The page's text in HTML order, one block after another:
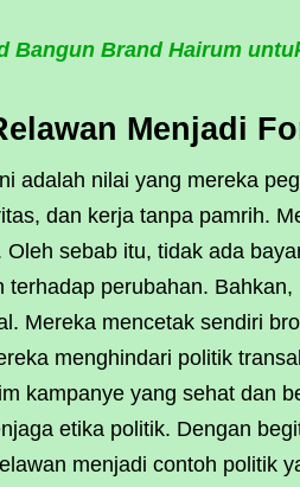
Bangun Brand Hairum
Menjadi
adalah nilai yang mereka
dan kerja tanpa pamrih.
sebab itu, tidak ada
terhadap perubahan.
Mereka mencetak sendiri
menghindari politik
kampanye yang sehat dan
etika politik. Dengan
menjadi contoh politik